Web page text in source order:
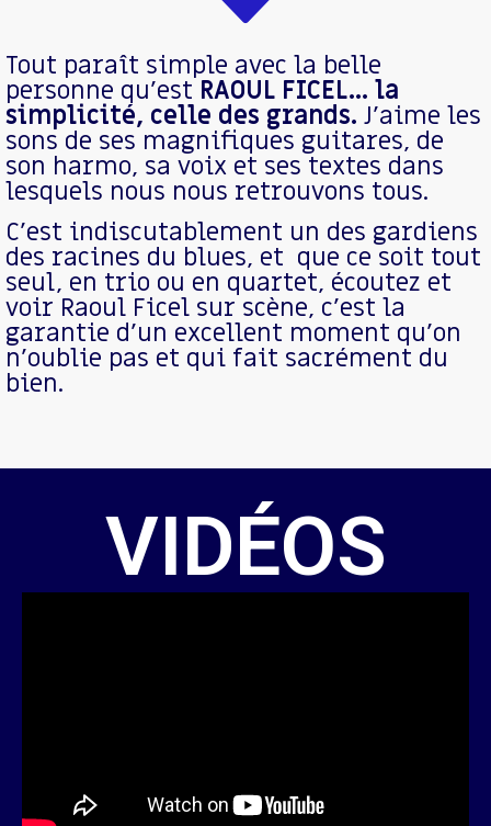
Tout paraît simple avec la belle
personne qu’est RAOUL FICEL… la
simplicité, celle des grands. J’aime les
sons de ses magnifiques guitares, de
son harmo, sa voix et ses textes dans
lesquels nous nous retrouvons tous.
C’est indiscutablement un des gardiens
des racines du blues, et que ce soit tout
seul, en trio ou en quartet, écoutez et
voir Raoul Ficel sur scène, c’est la
garantie d’un excellent moment qu’on
n’oublie pas et qui fait sacrément du
bien.
VIDÉOS